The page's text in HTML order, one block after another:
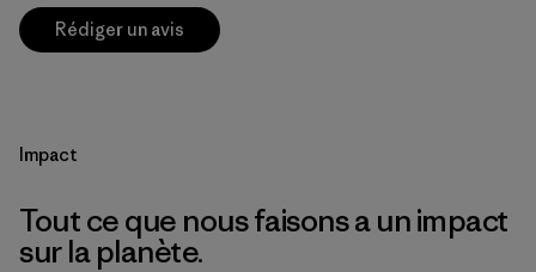
Rédiger un avis
Impact
Tout ce que nous faisons a un impact
sur la planète.